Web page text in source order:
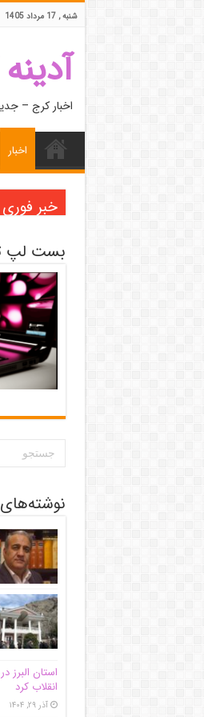
شنبه , 17 مرداد 1405
اخبار کرج –
اخبار
خبر فوری
بست لپ
انقلاب کرد
آذر ۲۹, ۱۴۰۴